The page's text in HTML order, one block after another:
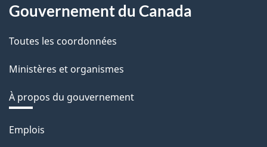
Gouvernement du Canada
Toutes les coordonnées
Ministères et organismes
À propos du gouvernement
Thèmes
Emplois